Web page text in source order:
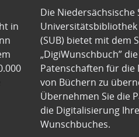
in
Die Niedersächsische
(SUB) bietet mit dem
„DigiWunschbuch”
Patenschaften für die
von Büchern zu
Übernehmen Sie die
die Digitalisierung
Wunschbuches.